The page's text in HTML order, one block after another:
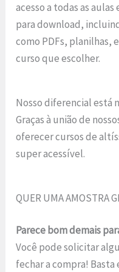
acesso a todas as
para download,
como PDFs, planilhas,
curso que escolher.
Nosso diferencial está
Graças à união de
oferecer cursos de
super acessível.
QUER UMA AMOSTRA
Parece bom demais
Você pode solicitar
fechar a compra!